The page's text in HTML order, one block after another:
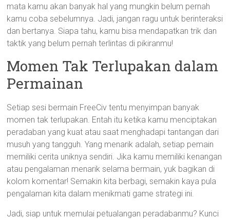
mata kamu akan banyak hal yang mungkin belum pernah
kamu coba sebelumnya. Jadi, jangan ragu untuk berinteraksi
dan bertanya. Siapa tahu, kamu bisa mendapatkan trik dan
taktik yang belum pernah terlintas di pikiranmu!
Momen Tak Terlupakan dalam
Permainan
Setiap sesi bermain FreeCiv tentu menyimpan banyak
momen tak terlupakan. Entah itu ketika kamu menciptakan
peradaban yang kuat atau saat menghadapi tantangan dari
musuh yang tangguh. Yang menarik adalah, setiap pemain
memiliki cerita uniknya sendiri. Jika kamu memiliki kenangan
atau pengalaman menarik selama bermain, yuk bagikan di
kolom komentar! Semakin kita berbagi, semakin kaya pula
pengalaman kita dalam menikmati game strategi ini.
Jadi, siap untuk memulai petualangan peradabanmu? Kunci